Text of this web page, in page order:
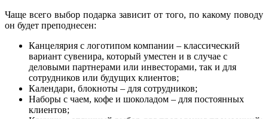
Чаще всего выбор подарка зависит от того, по какому поводу
он будет преподнесен:
Канцелярия с логотипом компании – классический
вариант сувенира, который уместен и в случае с
деловыми партнерами или инвесторами, так и для
сотрудников или будущих клиентов;
Календари, блокноты – для сотрудников;
Наборы с чаем, кофе и шоколадом – для постоянных
клиентов;